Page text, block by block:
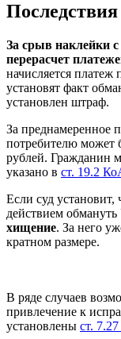
За срыв наклейки
перерасчет
начисляется
установят факт
установлен штраф.
За преднамеренное
потребителю может
рублей. Гражданин
указано в ст. 19.2
Если суд установит,
действием
хищение. За него
кратном размере.
В ряде случаев
привлечение к
установлены ст.